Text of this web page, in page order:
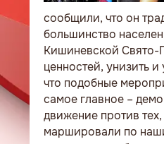
сообщили, что он
большинство
Кишиневской Свято-
ценностей, унизить
что подобные
самое главное –
движение против
маршировали по